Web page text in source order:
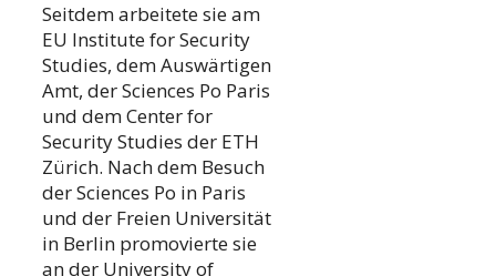
Seitdem arbeitete sie am
EU Institute for Security
Studies, dem Auswärtigen
Amt, der Sciences Po Paris
und dem Center for
Security Studies der ETH
Zürich. Nach dem Besuch
der Sciences Po in Paris
und der Freien Universität
in Berlin promovierte sie
an der University of